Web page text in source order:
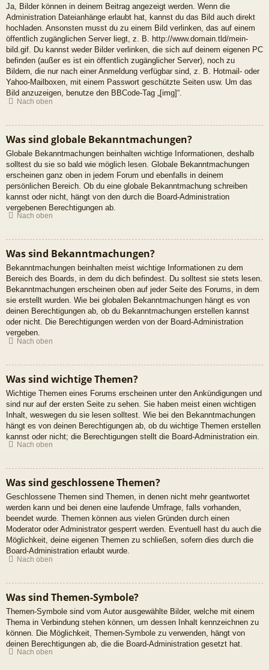
Ja, Bilder können in deinem Beitrag angezeigt werden. Wenn die
Administration Dateianhänge erlaubt hat, kannst du das Bild auch direkt
hochladen. Ansonsten musst du zu einem Bild verlinken, das auf einem
öffentlich zugänglichen Server liegt, z. B. http://www.domain.tld/mein-
bild.gif. Du kannst weder Bilder verlinken, die sich auf deinem eigenen PC
befinden (außer es ist ein öffentlich zugänglicher Server), noch zu
Bildern, die nur nach einer Anmeldung verfügbar sind, z. B. Hotmail- oder
Yahoo-Mailboxen, mit einem Passwort geschützte Seiten usw. Um das
Bild anzuzeigen, benutze den BBCode-Tag „[img]“.
Nach oben
Was sind globale Bekanntmachungen?
Globale Bekanntmachungen beinhalten wichtige Informationen, deshalb
solltest du sie so bald wie möglich lesen. Globale Bekanntmachungen
erscheinen ganz oben in jedem Forum und ebenfalls in deinem
persönlichen Bereich. Ob du eine globale Bekanntmachung schreiben
kannst oder nicht, hängt von den durch die Board-Administration
vergebenen Berechtigungen ab.
Nach oben
Was sind Bekanntmachungen?
Bekanntmachungen beinhalten meist wichtige Informationen zu dem
Bereich des Boards, in dem du dich befindest. Du solltest sie stets lesen.
Bekanntmachungen erscheinen oben auf jeder Seite des Forums, in dem
sie erstellt wurden. Wie bei globalen Bekanntmachungen hängt es von
deinen Berechtigungen ab, ob du Bekanntmachungen erstellen kannst
oder nicht. Die Berechtigungen werden von der Board-Administration
vergeben.
Nach oben
Was sind wichtige Themen?
Wichtige Themen eines Forums erscheinen unter den Ankündigungen und
sind nur auf der ersten Seite zu sehen. Sie haben meist einen wichtigen
Inhalt, weswegen du sie lesen solltest. Wie bei den Bekanntmachungen
hängt es von deinen Berechtigungen ab, ob du wichtige Themen erstellen
kannst oder nicht; die Berechtigungen stellt die Board-Administration ein.
Nach oben
Was sind geschlossene Themen?
Geschlossene Themen sind Themen, in denen nicht mehr geantwortet
werden kann und bei denen eine laufende Umfrage, falls vorhanden,
beendet wurde. Themen können aus vielen Gründen durch einen
Moderator oder Administrator gesperrt werden. Eventuell hast du auch die
Möglichkeit, deine eigenen Themen zu schließen, sofern dies durch die
Board-Administration erlaubt wurde.
Nach oben
Was sind Themen-Symbole?
Themen-Symbole sind vom Autor ausgewählte Bilder, welche mit einem
Thema in Verbindung stehen können, um dessen Inhalt kennzeichnen zu
können. Die Möglichkeit, Themen-Symbole zu verwenden, hängt von
deinen Berechtigungen ab, die die Board-Administration gesetzt hat.
Nach oben